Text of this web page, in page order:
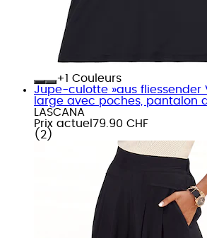
+
Couleurs
Jupe-culotte »aus fliessender
large avec poches, pantalon
LASCANA
Prix actuel 79.90 CHF
( 2 )